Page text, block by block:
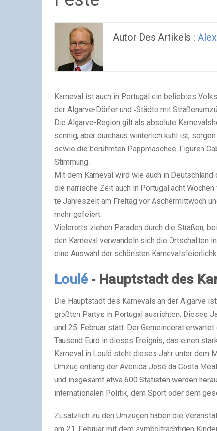
Autor Des Artikels :
Kar­ne­val ist auch in Por­tu­gal ein belieb­tes
der Algar­ve-Dör­fer und ‑Städ­te mit
Die Algar­ve-Regi­on gilt als abso­lu­te
son­nig, aber durch­aus win­ter­lich kühl ist,
sowie die berühm­ten Papp­ma­schee-Figu­ren
Stim­mung.
Mit dem Kar­ne­val wird wie auch in
die när­ri­sche Zeit auch in Por­tu­gal acht
te Jah­res­zeit am Frei­tag vor Ascher­mitt­woch
mehr gefei­ert.
Vie­ler­orts zie­hen Para­den durch die Stra­ßen,
den Kar­ne­val ver­wan­deln sich die Ort­schaf­ten
eine Aus­wahl der schöns­ten
Loulé- Hauptstadt des
Die Haupt­stadt des Kar­ne­vals an der Algar­ve
größ­ten Par­tys in Por­tu­gal aus­rich­ten. Die­ses
und 25. Febru­ar statt. Der Gemein­de­rat
Tau­send Euro in die­ses Ereig­nis, das einen
Kar­ne­val in Lou­lé steht die­ses Jahr unter dem
Umzug ent­lang der Ave­ni­da José da Cos­ta
und ins­ge­samt etwa 600 Sta­tis­ten wer­den
inter­na­tio­na­len Poli­tik, dem Sport oder dem
Zusätz­lich zu den Umzü­gen haben die
am 21. Febru­ar mit dem sym­bol­träch­ti­gen